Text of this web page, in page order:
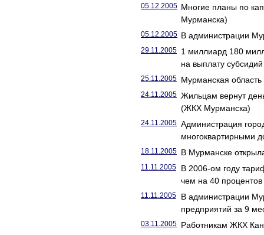
05.12.2005 Многие планы по
Мурманска)
05.12.2005 В администрации
29.11.2005 1 миллиард 180
на выплату
25.11.2005 Мурманская
24.11.2005 Жильцам вернут
(ЖКХ Мурманска)
24.11.2005 Администрация
многоквартирными
18.11.2005 В Мурманске
11.11.2005
В 2006-ом году
чем на 40
11.11.2005
В администрации
предприятий за 9
03.11.2005 Работникам ЖКХ